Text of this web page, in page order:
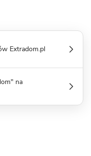
Extradom.pl
na